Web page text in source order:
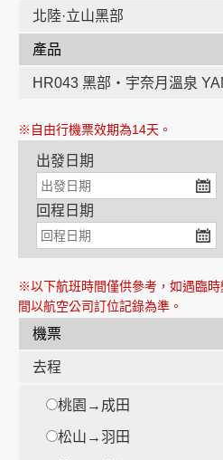
創造旅遊
北陸·立山黑部
產品
HR043 黑部‧宇奈月溫泉
※自由行機票效期為14天。
出發日期
回程日期
※以下航班時間僅供參考，如遇臨
間以航空公司訂位記錄為準。
機票
去程
桃園→成田
松山→羽田